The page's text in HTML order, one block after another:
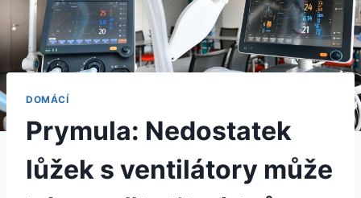
DOMÁCÍ
Prymula: Nedostatek
lůžek s ventilátory může